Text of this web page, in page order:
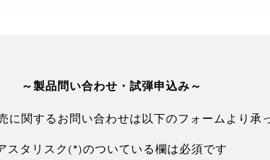
～製品問い合わせ・試弾申込み～
に関するお問い合わせは以下のフォームより承
スタリスク(*)のついている欄は必須です